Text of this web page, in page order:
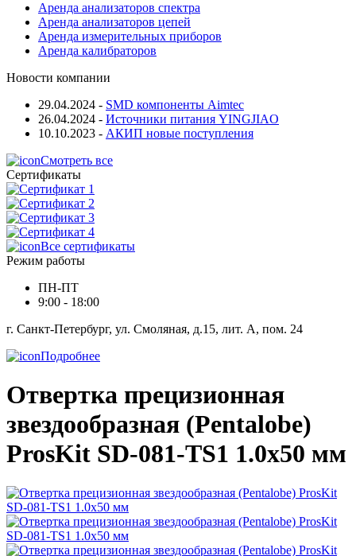
Аренда анализаторов спектра
Аренда анализаторов цепей
Аренда измерительных приборов
Аренда калибраторов
Новости компании
29.04.2024 - SMD компоненты Aimtec
26.04.2024 - Источники питания YINGJIAO
10.10.2023 - АКИП новые поступления
Смотреть все
Сертификаты
Все сертификаты
Режим работы
ПН-ПТ
9:00 - 18:00
г. Санкт-Петербург, ул. Смоляная, д.15, лит. А, пом. 24
Подробнее
Отвертка прецизионная
звездообразная (Pentalobe)
ProsKit SD-081-TS1 1.0x50 мм